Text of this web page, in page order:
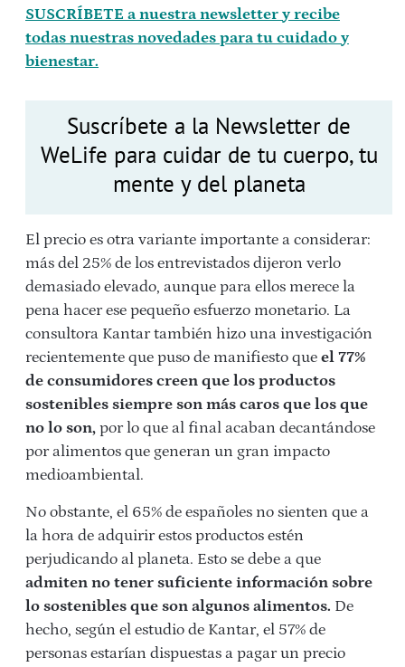
SUSCRÍBETE a nuestra newsletter y recibe
todas nuestras novedades para tu cuidado y
bienestar.
Suscríbete a la Newsletter de
WeLife para cuidar de tu cuerpo, tu
mente y del planeta
El precio es otra variante importante a considerar:
más del 25% de los entrevistados dijeron verlo
demasiado elevado, aunque para ellos merece la
pena hacer ese pequeño esfuerzo monetario. La
consultora Kantar también hizo una investigación
recientemente que puso de manifiesto que el 77%
de consumidores creen que los productos
sostenibles siempre son más caros que los que
no lo son, por lo que al final acaban decantándose
por alimentos que generan un gran impacto
medioambiental.
No obstante, el 65% de españoles no sienten que a
la hora de adquirir estos productos estén
perjudicando al planeta. Esto se debe a que
admiten no tener suficiente información sobre
lo sostenibles que son algunos alimentos. De
hecho, según el estudio de Kantar, el 57% de
personas estarían dispuestas a pagar un precio